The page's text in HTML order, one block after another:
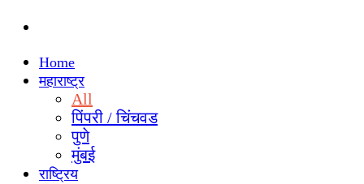
Home
महाराष्ट्र
All
पिंपरी / चिंचवड
पुणे
मुंबई
राष्ट्रिय